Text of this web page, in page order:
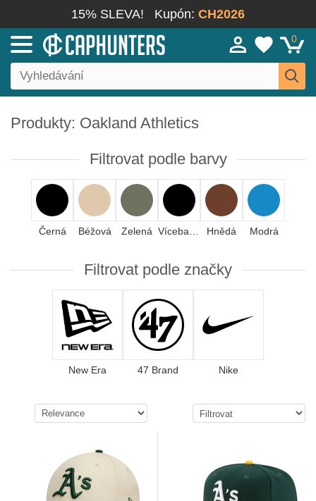
15% SLEVA! Kupón: CH2026
0
Produkty: Oakland Athletics
Filtrovat podle barvy
Černá Béžová Zelená Hnědá Modrá
Filtrovat podle značky
New Era 47 Brand Nike